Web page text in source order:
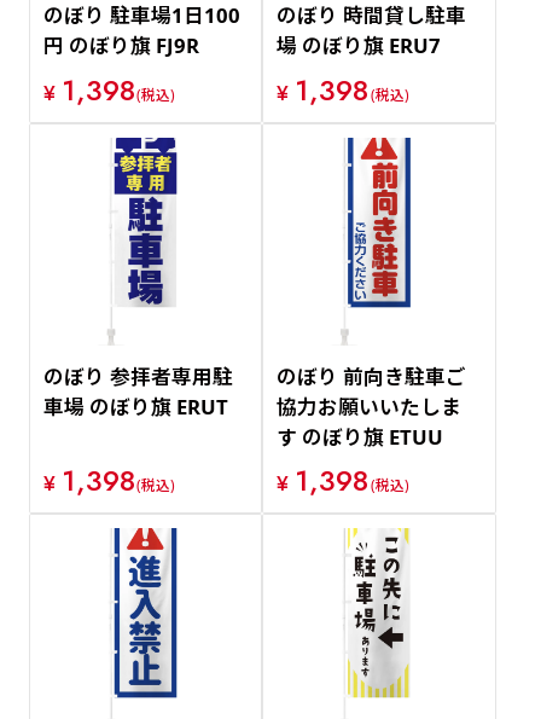
のぼり 駐車場1日100
円 のぼり旗 FJ9R
¥ 1,398(税込)
のぼり 時間貸し駐車
場 のぼり旗 ERU7
¥ 1,398(税込)
のぼり 参拝者専用駐
車場 のぼり旗 ERUT
¥ 1,398(税込)
のぼり 前向き駐車ご
協力お願いいたしま
す のぼり旗 ETUU
¥ 1,398(税込)